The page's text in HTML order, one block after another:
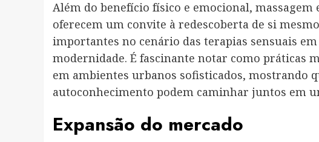
Além do benefício físico e emocional, massagem
oferecem um convite à redescoberta de si
importantes no cenário das terapias sensuais
modernidade. É fascinante notar como práticas
em ambientes urbanos sofisticados, mostrando
autoconhecimento podem caminhar juntos em
Expansão do mercado